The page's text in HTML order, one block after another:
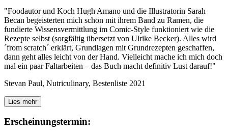
"Foodautor und Koch Hugh Amano und die Illustratorin Sarah
Becan begeisterten mich schon mit ihrem Band zu Ramen, die
fundierte Wissensvermittlung im Comic-Style funktioniert wie die
Rezepte selbst (sorgfältig übersetzt von Ulrike Becker). Alles wird
´from scratch´ erklärt, Grundlagen mit Grundrezepten geschaffen,
dann geht alles leicht von der Hand. Vielleicht mache ich mich doch
mal ein paar Faltarbeiten – das Buch macht definitiv Lust darauf!"
Stevan Paul, Nutriculinary, Bestenliste 2021
Lies mehr
Erscheinungstermin: